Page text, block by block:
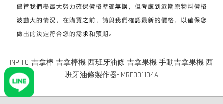
INPHIC-吉拿棒 吉拿棒機 西班牙油條 吉拿果機 手動吉拿果機 西
班牙油條製作器-IMRF001104A